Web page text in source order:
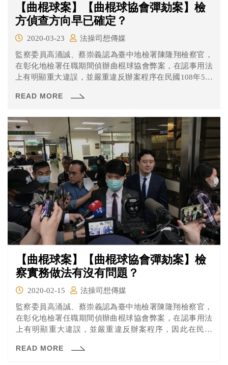
【曲棍球案】【曲棍球協會彈劾案】檢
方偵查方向早已確定？
2020-03-23
法操司想傳媒
監察委員高涌誠、蔡崇義認為臺中地檢署陳隆翔檢察官，
在彰化地檢署任職期間偵辦曲棍球協會弊案，在認事用法
上有明顯重大違誤，並嚴重違反辦案程序在民國108年5月
方說了什麼吧！
READ MORE
【曲棍球案】【曲棍球協會彈劾案】檢
察實務做法有沒有問題？
2020-02-15
法操司想傳媒
監察委員高涌誠、蔡崇義認為臺中地檢署陳隆翔檢察官，
在彰化地檢署任職期間偵辦曲棍球協會弊案，在認事用法
上有明顯重大違誤，並嚴重違反辦案程序，因此在民國
檢察官認為監委因為自身的政治立場，不滿自己認定林滄
READ MORE